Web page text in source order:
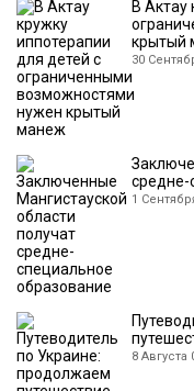
В Актау
крытый
30
средне-
1
8